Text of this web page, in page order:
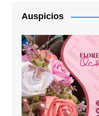
Auspicios